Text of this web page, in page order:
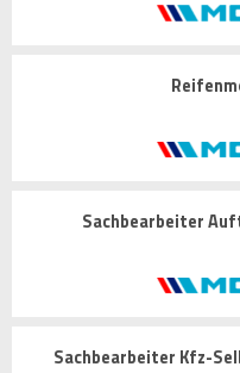
Sachbearbeiter
Sachbearbeiter Kfz-